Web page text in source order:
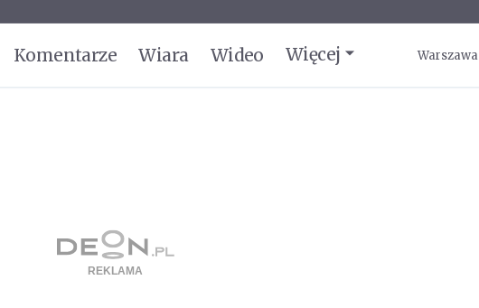
Komentarze Wiara Wideo Więcej Warszawa